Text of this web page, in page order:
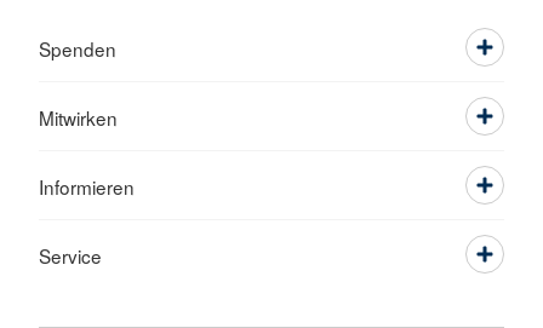
Spenden
Mitwirken
Informieren
Service